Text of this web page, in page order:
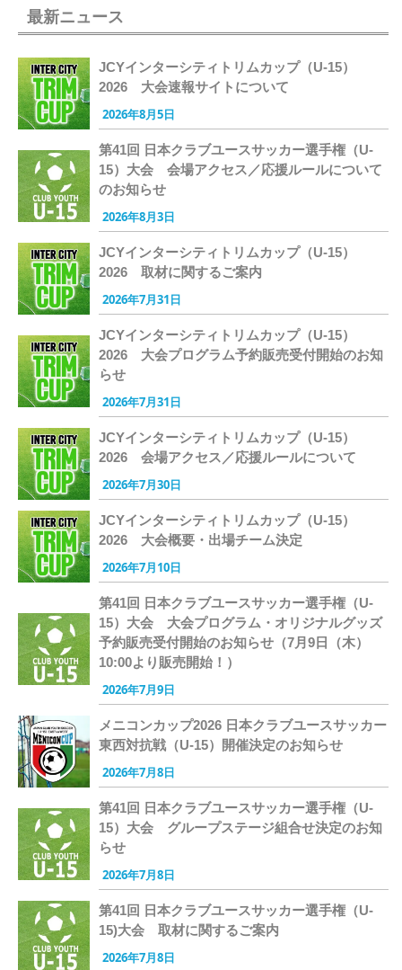
最新ニュース
JCYインターシティトリムカップ（U-15）
2026 大会速報サイトについて
2026年8月5日
第41回 日本クラブユースサッカー選手権（U-
15）大会 会場アクセス／応援ルールについて
のお知らせ
2026年8月3日
JCYインターシティトリムカップ（U-15）
2026 取材に関するご案内
2026年7月31日
JCYインターシティトリムカップ（U-15）
2026 大会プログラム予約販売受付開始のお知
らせ
2026年7月31日
JCYインターシティトリムカップ（U-15）
2026 会場アクセス／応援ルールについて
2026年7月30日
JCYインターシティトリムカップ（U-15）
2026 大会概要・出場チーム決定
2026年7月10日
第41回 日本クラブユースサッカー選手権（U-
15）大会 大会プログラム・オリジナルグッズ
予約販売受付開始のお知らせ（7月9日（木）
10:00より販売開始！）
2026年7月9日
メニコンカップ2026 日本クラブユースサッカー
東西対抗戦（U-15）開催決定のお知らせ
2026年7月8日
第41回 日本クラブユースサッカー選手権（U-
15）大会 グループステージ組合せ決定のお知
らせ
2026年7月8日
第41回 日本クラブユースサッカー選手権（U-
15)大会 取材に関するご案内
2026年7月8日